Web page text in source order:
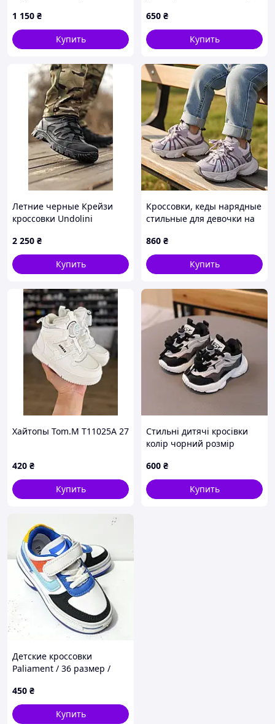
для девочки размер 30
1 150 ₴
Купить
650 ₴
Купить
Летние черные Крейзи
кроссовки Undolini
2 250 ₴
Купить
Кроссовки, кеды нарядные
стильные для девочки на
860 ₴
Купить
Хайтопы Tom.M T11025A 27
420 ₴
Купить
Стильні дитячі кросівки
колір чорний розмір
600 ₴
Купить
Детские кроссовки
Paliament / 36 размер /
демисезонные белые
кроссовки детские для
мальчика
450 ₴
Купить